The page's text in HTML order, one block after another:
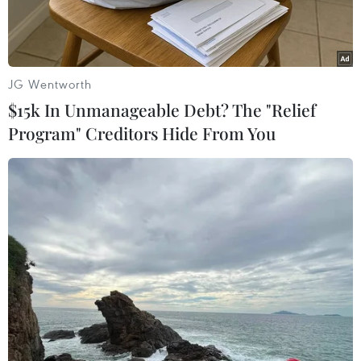
Lực lượng an ninh Afghanistan bắt giữ các tay súng Taliban
trong chiến dịch truy quét khủng bố ở Jalalabad ngày 20/12.
(Ảnh: EPA/TTXVN)
Cảnh sát Afghanistan cho biết ngày 28/12, một
vụ nổ lớn xảy ra trên một đường phố đông đúc
JG Wentworth
$15k In Unmanageable Debt? The "Relief
Program" Creditors Hide From You